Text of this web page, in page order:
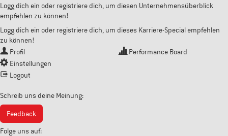
Logg dich ein oder registriere dich, um diesen Unternehmensüberblick
empfehlen zu können!
Logg dich ein oder registriere dich, um dieses Karriere-Special empfehlen
zu können!
Profil
Performance Board
Einstellungen
Logout
Schreib uns deine Meinung:
Feedback
Folge uns auf: